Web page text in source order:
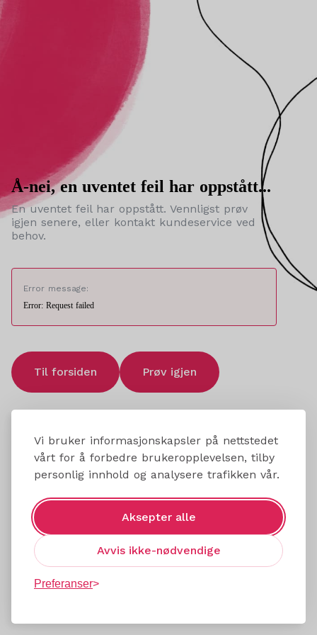
Vi bruker informasjonskapsler på nettstedet
vårt for å forbedre brukeropplevelsen, tilby
personlig innhold og analysere trafikken vår.
Aksepter alle
Avvis ikke-nødvendige
Preferanser
Å-nei, en uventet feil har oppstått...
En uventet feil har oppstått. Vennligst prøv
igjen senere, eller kontakt kundeservice ved
behov.
Error message:
Error: Request failed
Til forsiden Prøv igjen